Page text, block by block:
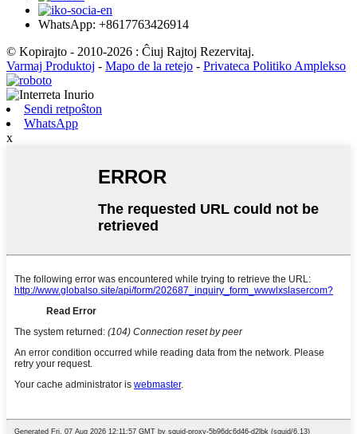
WhatsApp: +8617763426914
© Kopirajto - 2010-2026 : Ĉiuj Rajtoj Rezervitaj.
Varmaj Produktoj - Mapo de la retejo - Privateca Politiko Amplekso
Sendi retpoŝton
WhatsApp
x